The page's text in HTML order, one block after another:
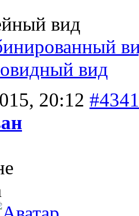
вид
вид
20:12 #4341